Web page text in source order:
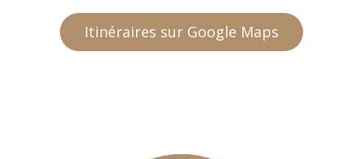
Itinéraires sur Google Maps